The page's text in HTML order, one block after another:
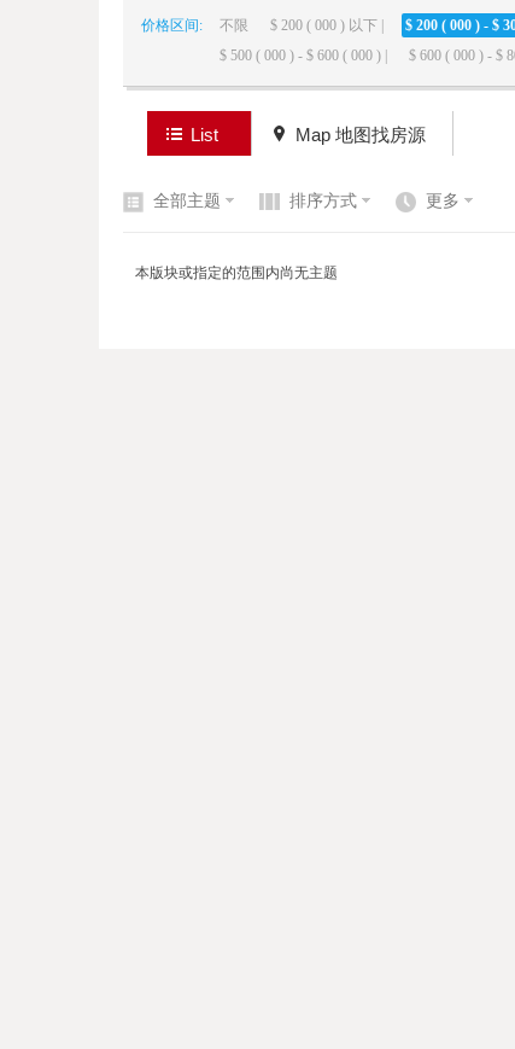
价格区间: 不限 $ 200 ( 000 ) 以下 | $ 200 ( 000 ) - $
$ 500 ( 000 ) - $ 600 ( 000 ) |
$ 600 ( 000 ) - $
List Map 地图找房源
全部主题 排序方式 更多
本版块或指定的范围内尚无主题